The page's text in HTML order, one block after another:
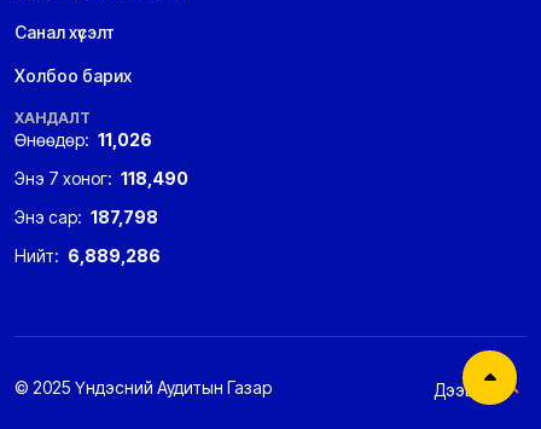
Санал хүсэлт
Холбоо барих
ХАНДАЛТ
Өнөөдөр: 11,026
Энэ 7 хоног: 118,490
Энэ сар: 187,798
Нийт: 6,889,286
© 2025 Үндэсний Аудитын Газар Дээшээ